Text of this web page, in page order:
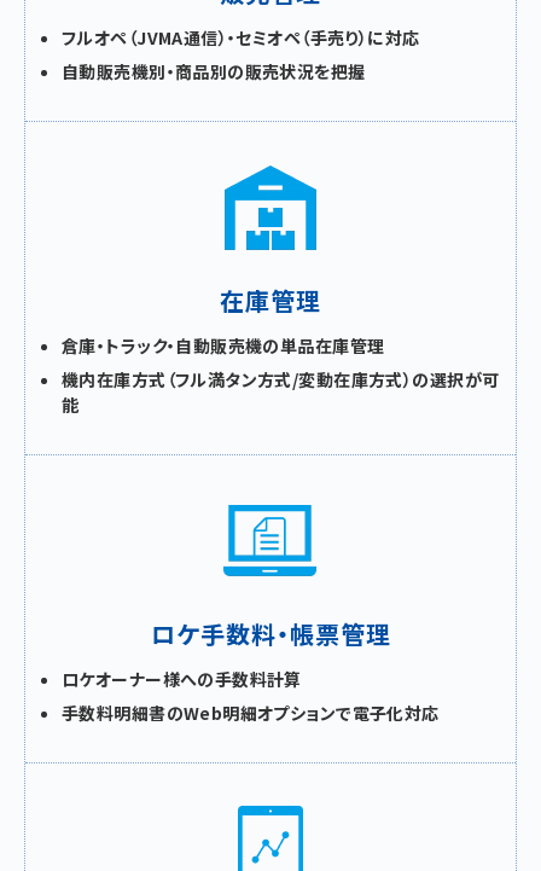
フルオペ（JVMA通信）・セミオペ（手売り）に対応
自動販売機別・商品別の販売状況を把握
在庫管理
倉庫・トラック・自動販売機の単品在庫管理
機内在庫方式（フル満タン方式/変動在庫方式）の選択が可
能
ロケ手数料・帳票管理
ロケオーナー様への手数料計算
手数料明細書のWeb明細オプションで電子化対応